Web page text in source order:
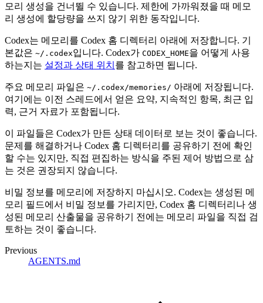
모리 생성을 건너뛸 수 있습니다. 제한에 가까워졌을 때 메모
리 생성에 할당량을 쓰지 않기 위한 동작입니다.
Codex는 메모리를 Codex 홈 디렉터리 아래에 저장합니다. 기
본값은 ~/.codex입니다. Codex가 CODEX_HOME을 어떻게 사용
하는지는 설정과 상태 위치 를 참고하면 됩니다.
주요 메모리 파일은 ~/.codex/memories/ 아래에 저장됩니다.
여기에는 이전 스레드에서 얻은 요약, 지속적인 항목, 최근 입
력, 근거 자료가 포함됩니다.
이 파일들은 Codex가 만든 상태 데이터로 보는 것이 좋습니다.
문제를 해결하거나 Codex 홈 디렉터리를 공유하기 전에 확인
할 수는 있지만, 직접 편집하는 방식을 주된 제어 방법으로 삼
는 것은 권장되지 않습니다.
비밀 정보를 메모리에 저장하지 마십시오. Codex는 생성된 메
모리 필드에서 비밀 정보를 가리지만, Codex 홈 디렉터리나 생
성된 메모리 산출물을 공유하기 전에는 메모리 파일을 직접 검
토하는 것이 좋습니다.
Previous
AGENTS.md